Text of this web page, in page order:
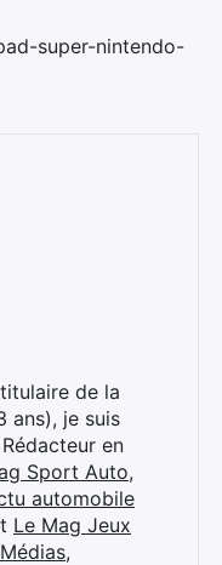
super-nintendo-
de la
ans), je suis
en
Sport Auto,
automobile
Le Mag Jeux